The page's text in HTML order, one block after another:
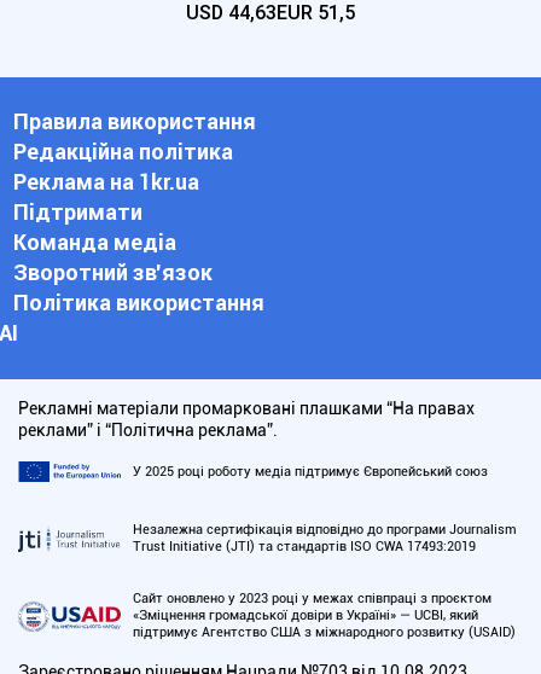
USD 44,63EUR 51,5
Правила використання
Редакційна політика
Реклама на 1kr.ua
Підтримати
Команда медіа
Зворотний зв'язок
Політика використання
АІ
Рекламні матеріали промарковані плашками “На правах
реклами” і “Політична реклама”.
У 2025 році роботу медіа підтримує Європейський союз
Незалежна сертифікація відповідно до програми Journalism
Trust Initiative (JTI) та стандартів ISO CWA 17493:2019
Сайт оновлено у 2023 році у межах співпраці з проєктом
«Зміцнення громадської довіри в Україні» — UCBI, який
підтримує Агентство США з міжнародного розвитку (USAID)